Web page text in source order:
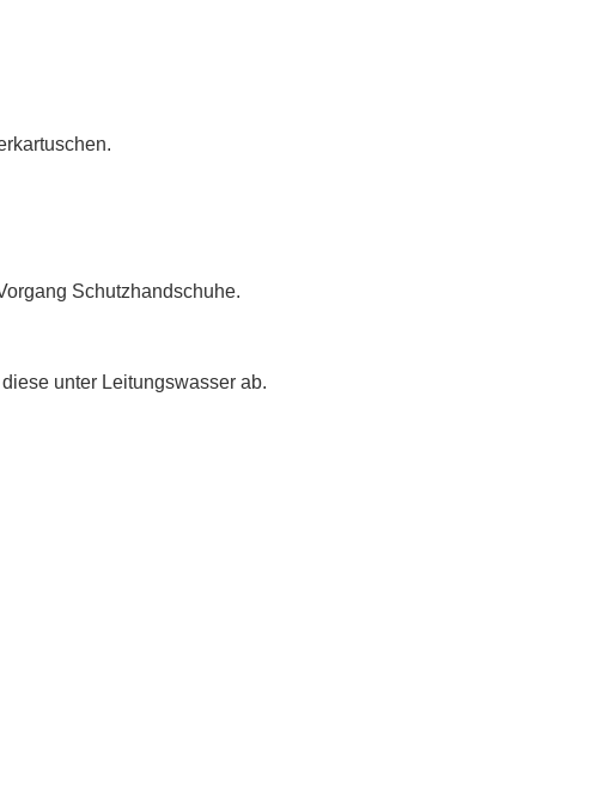
Schutzhandschuhe.
unter Leitungswasser ab.